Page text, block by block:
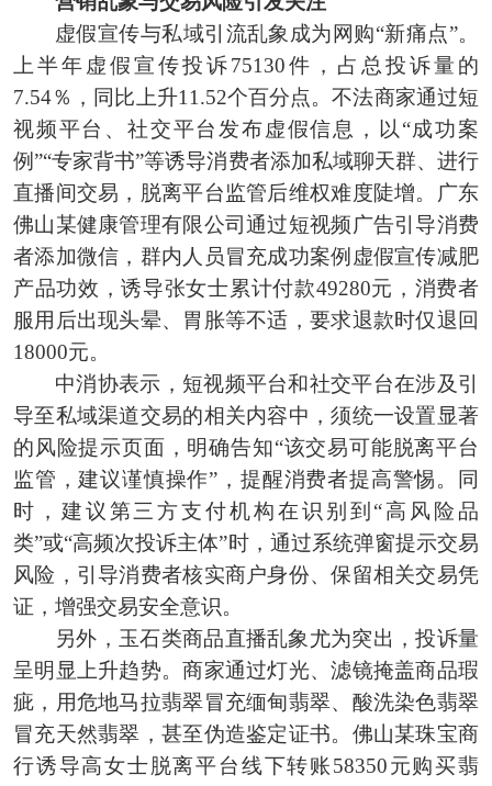
虚假宣传与私域引流乱象成为网购“新痛点”。
上半年虚假宣传投诉75130件，占总投诉量的
7.54％，同比上升11.52个百分点。不法商家通过短
视频平台、社交平台发布虚假信息，以“成功案
例”“专家背书”等诱导消费者添加私域聊天群、进行
直播间交易，脱离平台监管后维权难度陡增。广东
佛山某健康管理有限公司通过短视频广告引导消费
者添加微信，群内人员冒充成功案例虚假宣传减肥
产品功效，诱导张女士累计付款49280元，消费者
服用后出现头晕、胃胀等不适，要求退款时仅退回
18000元。
中消协表示，短视频平台和社交平台在涉及引
导至私域渠道交易的相关内容中，须统一设置显著
的风险提示页面，明确告知“该交易可能脱离平台
监管，建议谨慎操作”，提醒消费者提高警惕。同
时，建议第三方支付机构在识别到“高风险品
类”或“高频次投诉主体”时，通过系统弹窗提示交易
风险，引导消费者核实商户身份、保留相关交易凭
证，增强交易安全意识。
另外，玉石类商品直播乱象尤为突出，投诉量
呈明显上升趋势。商家通过灯光、滤镜掩盖商品瑕
疵，用危地马拉翡翠冒充缅甸翡翠、酸洗染色翡翠
冒充天然翡翠，甚至伪造鉴定证书。佛山某珠宝商
行诱导高女士脱离平台线下转账58350元购买翡